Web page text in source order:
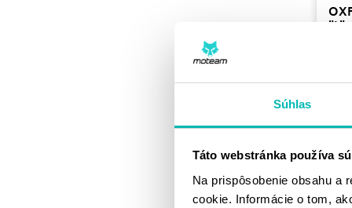
Súhlas
Táto webstránka používa
Na prispôsobenie obsahu a
cookie. Informácie o tom,
"L"